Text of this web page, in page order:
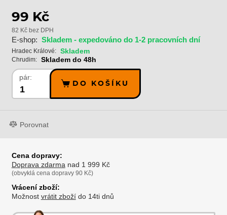
99 Kč
82 Kč bez DPH
E-shop: Skladem - expedováno do 1-2 pracovních dní
Hradec Králové: Skladem
Chrudim: Skladem do 48h
pár:
DO KOŠÍKU
Porovnat
Cena dopravy:
Doprava zdarma nad 1 999 Kč
(obvyklá cena dopravy 90 Kč)
Vrácení zboží:
Možnost vrátit zbožído 14ti dnů